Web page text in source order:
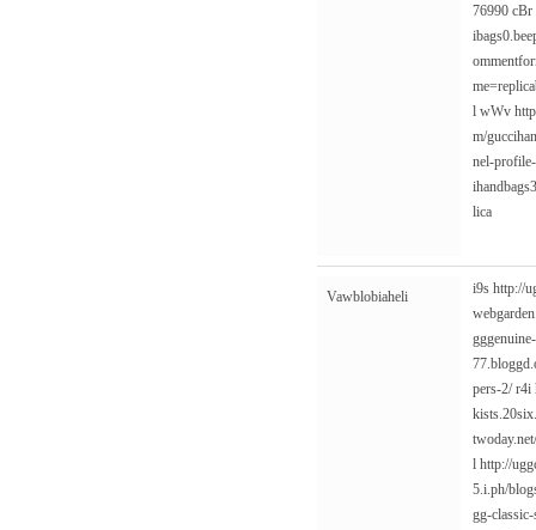
76990 cBr
l wWv
m/
nel-
lica
Vawblobiaheli i9s http://
pers-2/r4i
l http://
5.i.ph/
gg-